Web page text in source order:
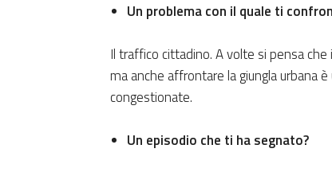
Un problema con il quale ti
Il traffico cittadino. A volte si pensa
ma anche affrontare la giungla urbana
congestionate.
Un episodio che ti ha segnato?